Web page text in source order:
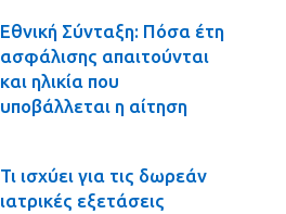
Εθνική Σύνταξη: Πόσα έτη
ασφάλισης απαιτούνται
και ηλικία που
υποβάλλεται η αίτηση
Τι ισχύει για τις δωρεάν
ιατρικές εξετάσεις